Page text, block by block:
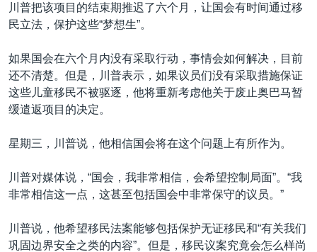
川普把该项目的结束期推迟了六个月，让国会有时间通过移
民立法，保护这些“梦想生”。
如果国会在六个月内没有采取行动，事情会如何解决，目前
还不清楚。但是，川普表示，如果议员们没有采取措施保证
这些儿童移民不被驱逐，他将重新考虑他关于废止奥巴马暂
缓遣返项目的决定。
星期三，川普说，他相信国会将在这个问题上有所作为。
川普对媒体说，“国会，我非常相信，会希望控制局面”。“我
非常相信这一点，这甚至包括国会中非常保守的议员。”
川普说，他希望移民法案能够包括保护无证移民和“有关我们
巩固边界安全之类的内容”。但是，移民议案究竟会怎么样尚